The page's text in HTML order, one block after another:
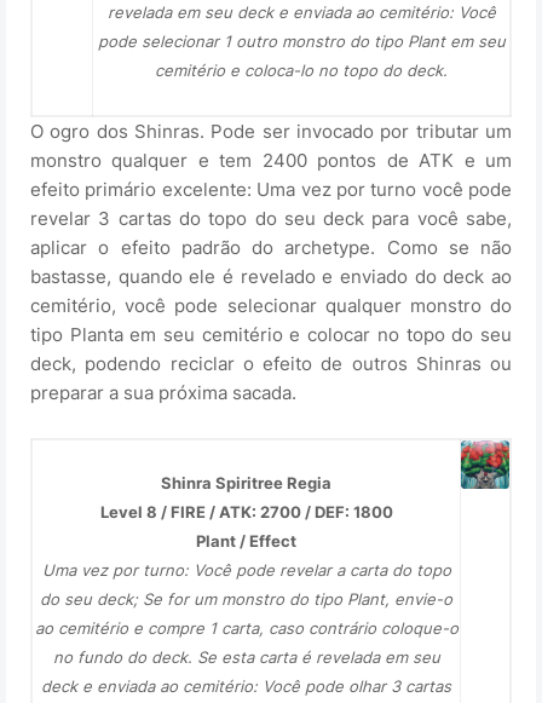
revelada em seu deck e enviada ao cemitério: Você
pode selecionar 1 outro monstro do tipo Plant em seu
cemitério e coloca-lo no topo do deck.
O ogro dos Shinras. Pode ser invocado por tributar um
monstro qualquer e tem 2400 pontos de ATK e um
efeito primário excelente: Uma vez por turno você pode
revelar 3 cartas do topo do seu deck para você sabe,
aplicar o efeito padrão do archetype. Como se não
bastasse, quando ele é revelado e enviado do deck ao
cemitério, você pode selecionar qualquer monstro do
tipo Planta em seu cemitério e colocar no topo do seu
deck, podendo reciclar o efeito de outros Shinras ou
preparar a sua próxima sacada.
Shinra Spiritree Regia
Level 8 / FIRE / ATK: 2700 / DEF: 1800
Plant / Effect
Uma vez por turno: Você pode revelar a carta do topo
do seu deck; Se for um monstro do tipo Plant, envie-o
ao cemitério e compre 1 carta, caso contrário coloque-o
no fundo do deck. Se esta carta é revelada em seu
deck e enviada ao cemitério: Você pode olhar 3 cartas